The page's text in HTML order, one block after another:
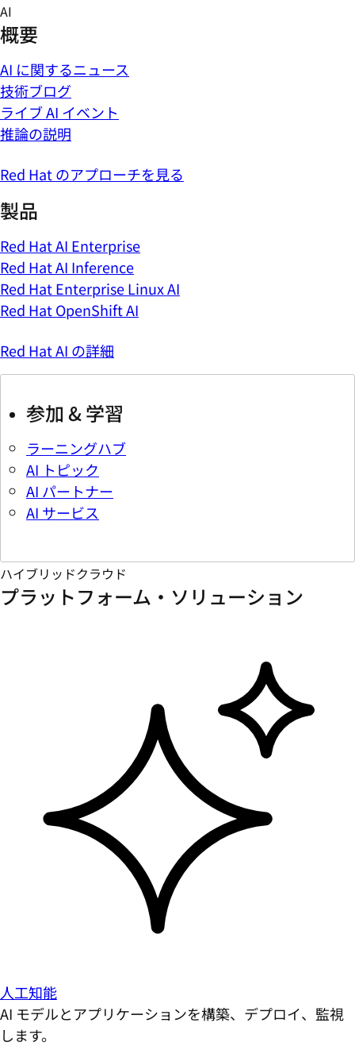
Skip
to
content
AI
概要
AI に関するニュース
技術ブログ
ライブ AI イベント
推論の説明
Red Hat のアプローチを見る
製品
Red Hat AI Enterprise
Red Hat AI Inference
Red Hat Enterprise Linux AI
Red Hat OpenShift AI
Red Hat AI の詳細
参加 & 学習
ラーニングハブ
AI トピック
AI パートナー
AI サービス
ハイブリッドクラウド
プラットフォーム・ソリューション
人工知能
AI モデルとアプリケーションを構築、デプロイ、監視
します。